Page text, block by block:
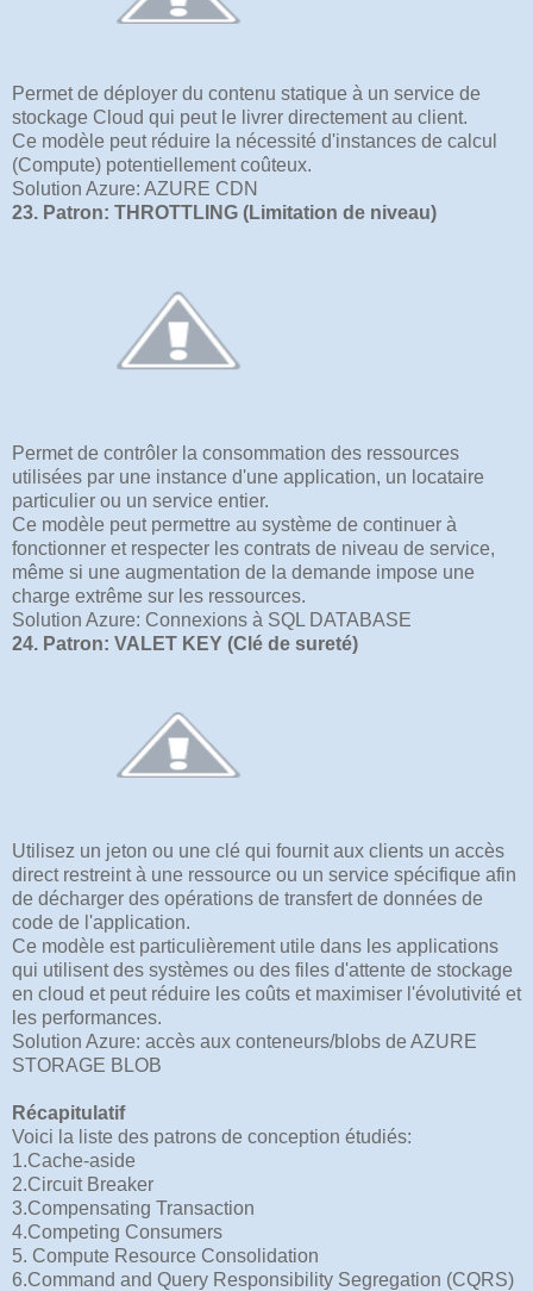
Permet de déployer du contenu statique à un service de
stockage Cloud qui peut le livrer directement au client.
Ce modèle peut réduire la nécessité d'instances de calcul
(Compute) potentiellement coûteux.
Solution Azure: AZURE CDN
23. Patron: THROTTLING (Limitation de niveau)
Permet de contrôler la consommation des ressources
utilisées par une instance d'une application, un locataire
particulier ou un service entier.
Ce modèle peut permettre au système de continuer à
fonctionner et respecter les contrats de niveau de service,
même si une augmentation de la demande impose une
charge extrême sur les ressources.
Solution Azure: Connexions à SQL DATABASE
24. Patron: VALET KEY (Clé de sureté)
Utilisez un jeton ou une clé qui fournit aux clients un accès
direct restreint à une ressource ou un service spécifique afin
de décharger des opérations de transfert de données de
code de l'application.
Ce modèle est particulièrement utile dans les applications
qui utilisent des systèmes ou des files d'attente de stockage
en cloud et peut réduire les coûts et maximiser l'évolutivité et
les performances.
Solution Azure: accès aux conteneurs/blobs de AZURE
STORAGE BLOB
Récapitulatif
Voici la liste des patrons de conception étudiés:
1.Cache-aside
2.Circuit Breaker
3.Compensating Transaction
4.Competing Consumers
5. Compute Resource Consolidation
6.Command and Query Responsibility Segregation (CQRS)